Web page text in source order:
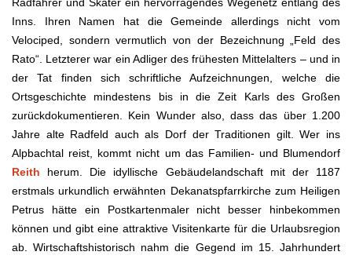
Radfahrer und Skater ein hervorragendes Wegenetz entlang des
Inns. Ihren Namen hat die Gemeinde allerdings nicht vom
Velociped, sondern vermutlich von der Bezeichnung „Feld des
Rato“. Letzterer war ein Adliger des frühesten Mittelalters – und in
der Tat finden sich schriftliche Aufzeichnungen, welche die
Ortsgeschichte mindestens bis in die Zeit Karls des Großen
zurückdokumentieren. Kein Wunder also, dass das über 1.200
Jahre alte Radfeld auch als Dorf der Traditionen gilt. Wer ins
Alpbachtal reist, kommt nicht um das Familien- und Blumendorf
Reith herum. Die idyllische Gebäudelandschaft mit der 1187
erstmals urkundlich erwähnten Dekanatspfarrkirche zum Heiligen
Petrus hätte ein Postkartenmaler nicht besser hinbekommen
können und gibt eine attraktive Visitenkarte für die Urlaubsregion
ab. Wirtschaftshistorisch nahm die Gegend im 15. Jahrhundert